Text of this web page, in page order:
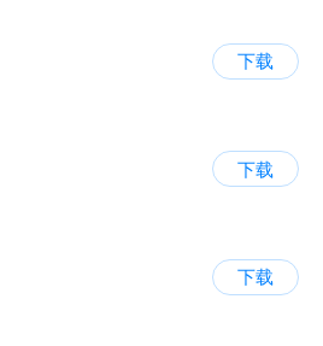
下载
下载
下载